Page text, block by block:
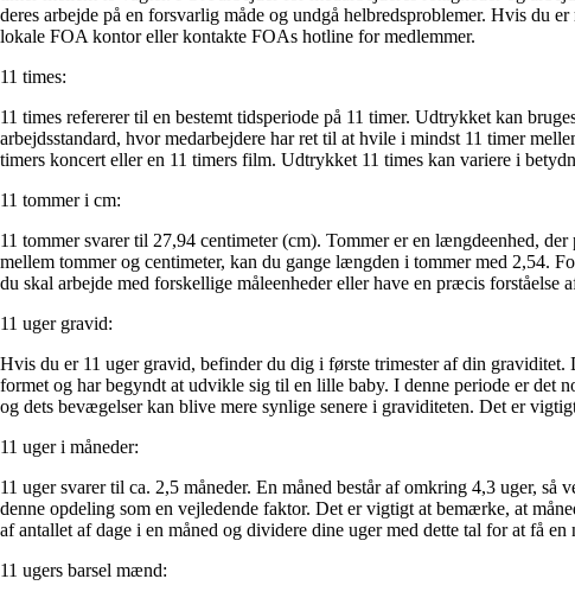
deres arbejde på en forsvarlig måde og undgå helbredsproblemer. Hvis du
lokale FOA kontor eller kontakte FOAs hotline for medlemmer.
11 times:
11 times refererer til en bestemt tidsperiode på 11 timer. Udtrykket kan
arbejdsstandard, hvor medarbejdere har ret til at hvile i mindst 11 timer
timers koncert eller en 11 timers film. Udtrykket 11 times kan variere i
11 tommer i cm:
11 tommer svarer til 27,94 centimeter (cm). Tommer er en længdeenhed,
mellem tommer og centimeter, kan du gange længden i tommer med 2,54.
du skal arbejde med forskellige måleenheder eller have en præcis forståelse
11 uger gravid:
Hvis du er 11 uger gravid, befinder du dig i første trimester af din
formet og har begyndt at udvikle sig til en lille baby. I denne periode er det
og dets bevægelser kan blive mere synlige senere i graviditeten. Det er
11 uger i måneder:
11 uger svarer til ca. 2,5 måneder. En måned består af omkring 4,3 uger,
denne opdeling som en vejledende faktor. Det er vigtigt at bemærke, at
af antallet af dage i en måned og dividere dine uger med dette tal for at få
11 ugers barsel mænd: